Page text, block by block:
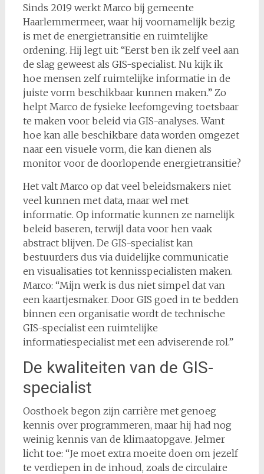
Sinds 2019 werkt Marco bij gemeente
Haarlemmermeer, waar hij voornamelijk bezig
is met de energietransitie en ruimtelijke
ordening. Hij legt uit: “Eerst ben ik zelf veel aan
de slag geweest als GIS-specialist. Nu kijk ik
hoe mensen zelf ruimtelijke informatie in de
juiste vorm beschikbaar kunnen maken.” Zo
helpt Marco de fysieke leefomgeving toetsbaar
te maken voor beleid via GIS-analyses. Want
hoe kan alle beschikbare data worden omgezet
naar een visuele vorm, die kan dienen als
monitor voor de doorlopende energietransitie?
Het valt Marco op dat veel beleidsmakers niet
veel kunnen met data, maar wel met
informatie. Op informatie kunnen ze namelijk
beleid baseren, terwijl data voor hen vaak
abstract blijven. De GIS-specialist kan
bestuurders dus via duidelijke communicatie
en visualisaties tot kennisspecialisten maken.
Marco: “Mijn werk is dus niet simpel dat van
een kaartjesmaker. Door GIS goed in te bedden
binnen een organisatie wordt de technische
GIS-specialist een ruimtelijke
informatiespecialist met een adviserende rol.”
De kwaliteiten van de GIS-
specialist
Oosthoek begon zijn carrière met genoeg
kennis over programmeren, maar hij had nog
weinig kennis van de klimaatopgave. Jelmer
licht toe: “Je moet extra moeite doen om jezelf
te verdiepen in de inhoud, zoals de circulaire